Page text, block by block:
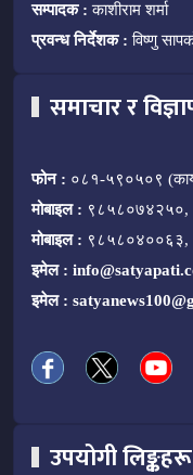
सम्पादक : काशीराम शर्मा
प्रवन्ध निर्देशक : विष्णु
समाचार र
फोन : ०८१-५९०५०९
मोबाइल : ९८५८०७४२५०,
मोबाइल : ९८५८०४००६३,
इमेल :
इमेल :
उपयोगी लिङ्कहरू